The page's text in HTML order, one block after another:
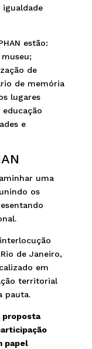
igualdade
estão:
de
de memória
lugares
e
uma
os
de Janeiro,
em
territorial
pauta.
proposta
papel